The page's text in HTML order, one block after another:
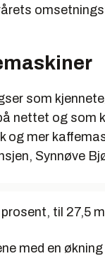
som
nettet og som
og mer
Synnøve
til 27,5
med en